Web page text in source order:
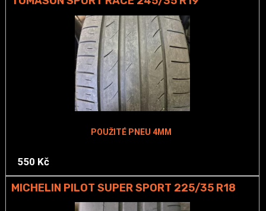
POUŽITÉ PNEU 4MM
550 Kč
MICHELIN PILOT SUPER SPORT 225/35 R18